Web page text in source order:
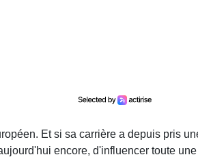
Et si sa carrière a depuis pris
encore, d'influencer toute